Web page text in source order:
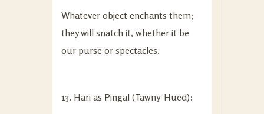
Whatever object enchants them;
they will snatch it, whether it be
our purse or spectacles.
13. Hari as Pingal (Tawny-Hued):